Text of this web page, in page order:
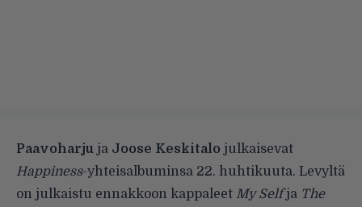
Paavoharju ja Joose Keskitalo julkaisevat
Happiness-yhteisalbuminsa 22. huhtikuuta. Levyltä
on julkaistu ennakkoon kappaleet My Selfja The